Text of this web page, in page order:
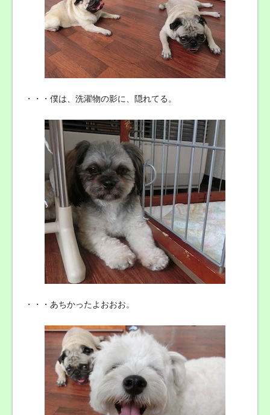
・・・僕は、洗濯物の影に、隠れてる。
・・・あちかったよおおお。